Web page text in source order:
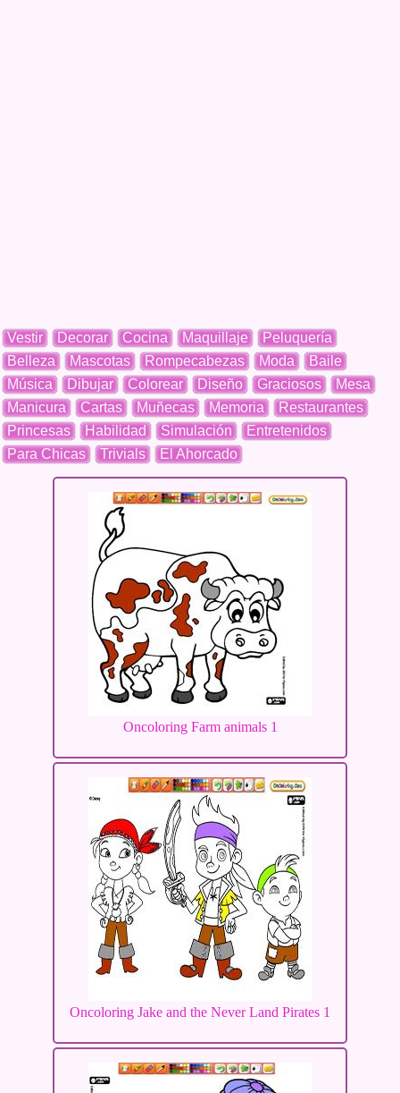
Vestir Decorar Cocina Maquillaje
Peluquería
Belleza
Mascotas Rompecabezas Moda
Baile
Música
Dibujar Colorear Diseño Graciosos
Mesa
Manicura
Cartas Muñecas Memoria
Restaurantes
Princesas
Habilidad Simulación
Entretenidos
Para Chicas
Trivials El Ahorcado
Oncoloring Farm animals 1
Oncoloring Jake and the Never Land Pirates 1